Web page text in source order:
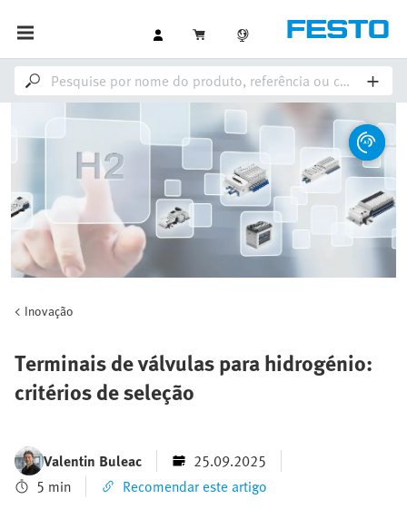
Inovação
Terminais de válvulas para hidrogénio:
critérios de seleção
Valentin Buleac
25.09.2025
5 min
Recomendar este artigo